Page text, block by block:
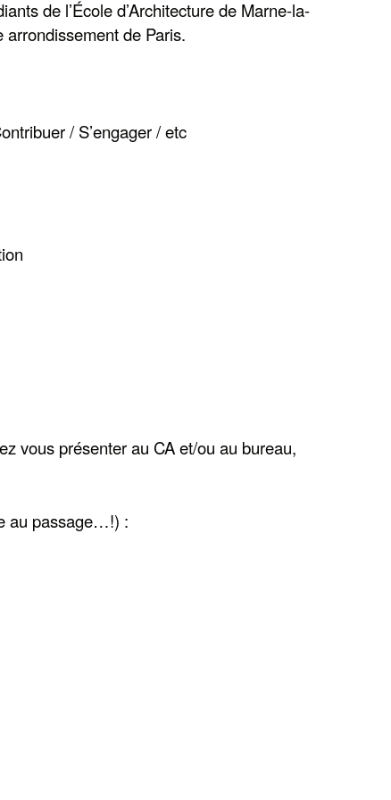
de l’École d’Architecture de Marne-la-
arrondissement de Paris.
/ S’engager / etc
vous présenter au CA et/ou au bureau,
au passage…!) :